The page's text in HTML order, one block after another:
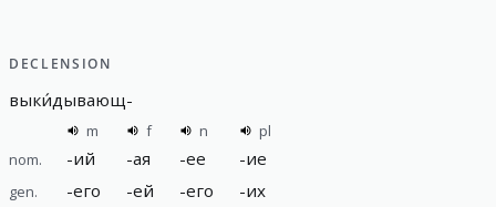
DECLENSION
выки́дывающ-
m f n
pl
nom.
-ий -ая -ее -ие
gen. -его -ей -его -их